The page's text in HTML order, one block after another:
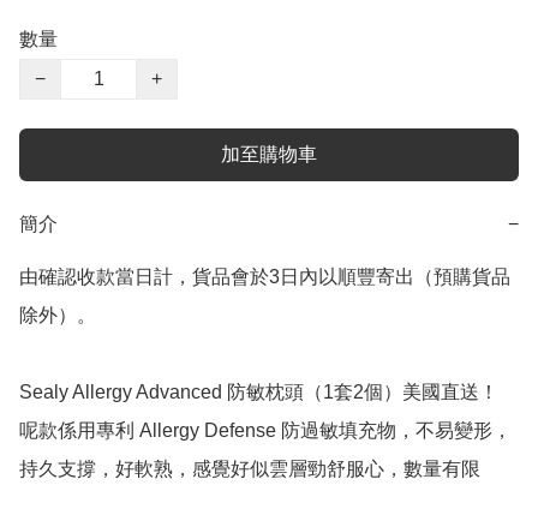
數量
−
+
加至購物車
簡介 −
由確認收款當日計，貨品會於3日內以順豐寄出（預購貨品
除外）。
Sealy Allergy Advanced 防敏枕頭（1套2個）美國直送！
呢款係用專利 Allergy Defense 防過敏填充物，不易變形，
持久支撐，好軟熟，感覺好似雲層勁舒服心，數量有限